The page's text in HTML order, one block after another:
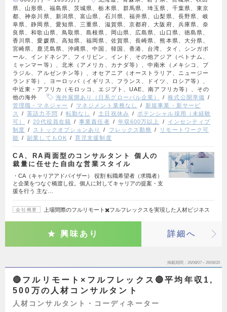
県、山形県、福島県、茨城県、栃木県、群馬県、埼玉県、千葉県、東京
都、神奈川県、新潟県、富山県、石川県、福井県、山梨県、長野県、岐
阜県、静岡県、愛知県、三重県、滋賀県、京都府、大阪府、兵庫県、奈
良県、和歌山県、鳥取県、島根県、岡山県、広島県、山口県、徳島県、
香川県、愛媛県、高知県、福岡県、佐賀県、長崎県、熊本県、大分県、
宮崎県、鹿児島県、沖縄県、中国、韓国、香港、台湾、タイ、シンガポ
ール、インドネシア、フィリピン、インド、その他アジア（ベトナム、
ミャンマー等）、北米（アメリカ、カナダ等）、中南米（メキシコ、ブ
ラジル、アルゼンチン等）、オセアニア（オーストラリア、ニュージー
ランド等）、ヨーロッパ（イギリス、フランス、ドイツ、ロシア等）、
中近東・アフリカ（モロッコ、エジプト、UAE、南アフリカ等）、その
他の海外
海外展開あり（日系グローバル企業）
株式公開準備
管理職・マネジャー
マネジメント業務なし
新規事業・新サービ
ス
英語力不問 転勤なし 土日祝休み
ポテンシャル採用（未経験
可）
20代役員在籍 事業責任者 年収600万以上
インセンティブ
制度
ストックオプションあり フレックス勤務
リモートワーク可
能
副業してもOK 育児支援制度
CA、RA両面型のコンサルタント 個人の
裁量に任せた自由な営業スタイル
・CA（キャリアアドバイザー） 役割 転職希望者（求職者）
と企業をつなぐ橋渡し役。個人に対してキャリアの提案・支
援を行う 主な…
会社概要 上場間際のフルリモート✖️フルフレックスを実現した人材ビジネス
興味あり 詳細へ
掲載期間 26/08/07～26/08/20
🔴フルリモート×フルフレックス🔴平均年収1,
500万の人材コンサルタント
人材コンサルタント・コーディネーター